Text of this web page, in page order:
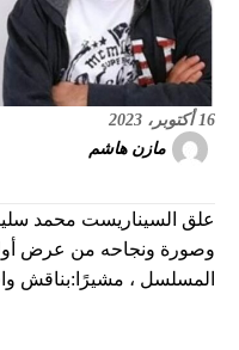
16 أكتوبر، 2023
مازن هاشم
علق السيناريست محمد
وصورة ونجاحه من عرض
المسلسل ، مشيرًا:بناقش